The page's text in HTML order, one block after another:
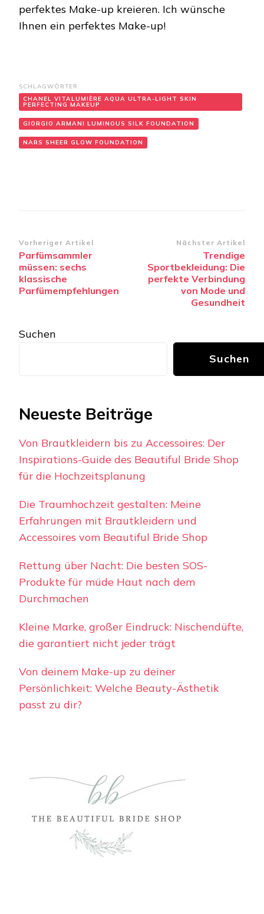
perfektes Make-up kreieren. Ich wünsche
Ihnen ein perfektes Make-up!
SCHLAGWÖRTER:
CHANEL VITALUMIÈRE AQUA ULTRA-LIGHT SKIN
PERFECTING MAKEUP
GIORGIO ARMANI LUMINOUS SILK FOUNDATION
NARS SHEER GLOW FOUNDATION
Beitragsnavigation
Vorheriger Artikel
Parfümsammler
müssen: sechs
klassische
Parfümempfehlungen
Nächster Artikel
Trendige
Sportbekleidung: Die
perfekte Verbindung
von Mode und
Gesundheit
Suchen
Suchen
Neueste Beiträge
Von Brautkleidern bis zu Accessoires: Der
Inspirations-Guide des Beautiful Bride Shop
für die Hochzeitsplanung
Die Traumhochzeit gestalten: Meine
Erfahrungen mit Brautkleidern und
Accessoires vom Beautiful Bride Shop
Rettung über Nacht: Die besten SOS-
Produkte für müde Haut nach dem
Durchmachen
Kleine Marke, großer Eindruck: Nischendüfte,
die garantiert nicht jeder trägt
Von deinem Make-up zu deiner
Persönlichkeit: Welche Beauty-Ästhetik
passt zu dir?